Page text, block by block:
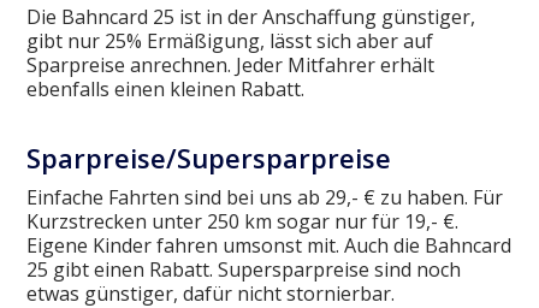
Die Bahncard 25 ist in der Anschaffung günstiger,
gibt nur 25% Ermäßigung, lässt sich aber auf
Sparpreise anrechnen. Jeder Mitfahrer erhält
ebenfalls einen kleinen Rabatt.
Sparpreise/Supersparpreise
Einfache Fahrten sind bei uns ab 29,- € zu haben. Für
Kurzstrecken unter 250 km sogar nur für 19,- €.
Eigene Kinder fahren umsonst mit. Auch die Bahncard
25 gibt einen Rabatt. Supersparpreise sind noch
etwas günstiger, dafür nicht stornierbar.